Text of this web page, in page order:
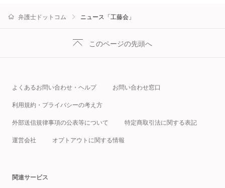
弁護士ドットコム ニュース「工藤会」
このページの先頭へ
よくあるお問い合わせ・ヘルプ お問い合わせ窓口
利用規約・プライバシーの考え方
外部送信規律事項の公表等について 特定商取引法に関する表記
運営会社 オプトアウトに関する情報
関連サービス